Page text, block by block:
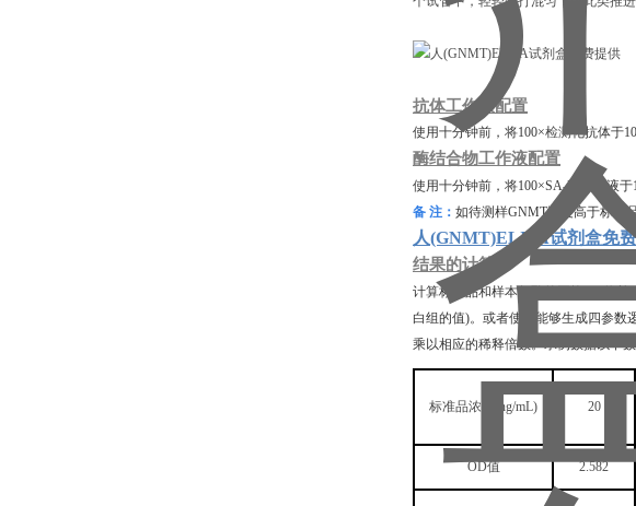
抗体工作液配置
使用十分钟前，将100×检测化抗体于
酶结合物工作液配置
使用十分钟前，将100×SA-HRP溶液
备 注： 如待测样GNMT浓度高于标准
人(GNMT)ELISA试剂盒免
结果的计算
计算标准品和样本复孔的平均OD值
白组的值)。或者使用能够生成四参数
乘以相应的稀释倍数。示例数据以下
标准品浓度(ng/mL) 20
OD值 2.582